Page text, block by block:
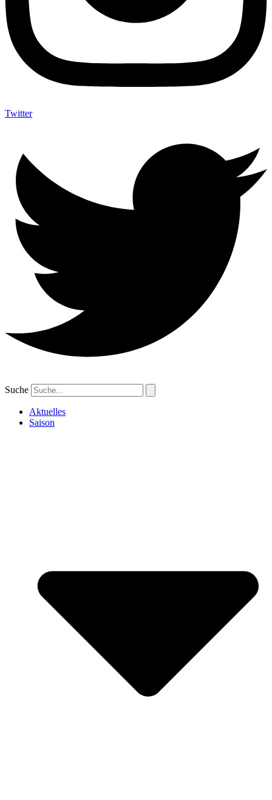
Twitter
Suche
Aktuelles
Saison